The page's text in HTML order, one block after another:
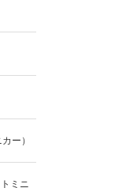
ー）
ミニ